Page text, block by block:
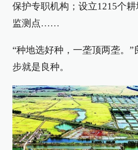
保护专职机构；设立1215个
监测点……
“种地选好种，一垄顶两垄。”
步就是良种。